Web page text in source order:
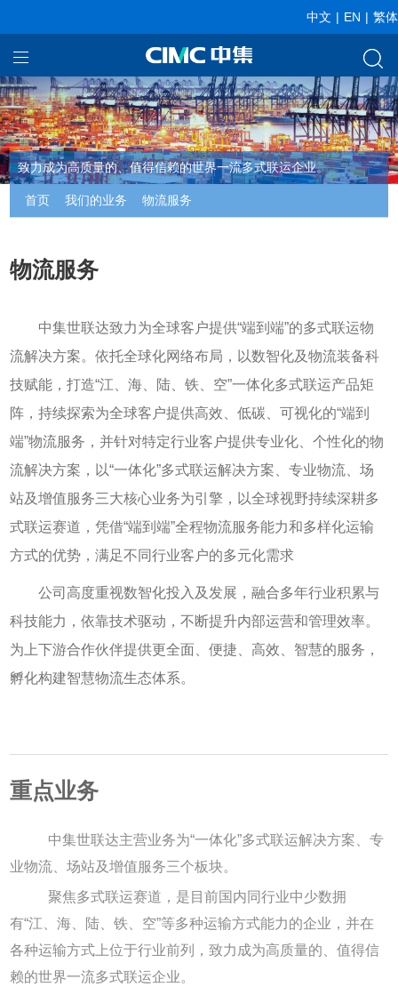
中文 | EN | 繁体
首页
我们的业务
关于中集
新闻中心
致力成为高质量的、值得信赖的世界一流多式联运企业。
首页 我们的业务 物流服务
物流服务
中集世联达致力为全球客户提供“端到端”的多式联运物
流解决方案。依托全球化网络布局，以数智化及物流装备科
技赋能，打造“江、海、陆、铁、空”一体化多式联运产品矩
阵，持续探索为全球客户提供高效、低碳、可视化的“端到
端”物流服务，并针对特定行业客户提供专业化、个性化的物
流解决方案，以“一体化”多式联运解决方案、专业物流、场
站及增值服务三大核心业务为引擎，以全球视野持续深耕多
式联运赛道，凭借“端到端”全程物流服务能力和多样化运输
方式的优势，满足不同行业客户的多元化需求
公司高度重视数智化投入及发展，融合多年行业积累与
科技能力，依靠技术驱动，不断提升内部运营和管理效率。
为上下游合作伙伴提供更全面、便捷、高效、智慧的服务，
孵化构建智慧物流生态体系。
重点业务
中集世联达主营业务为“一体化”多式联运解决方案、专
业物流、场站及增值服务三个板块。
聚焦多式联运赛道，是目前国内同行业中少数拥
有“江、海、陆、铁、空”等多种运输方式能力的企业，并在
各种运输方式上位于行业前列，致力成为高质量的、值得信
赖的世界一流多式联运企业。